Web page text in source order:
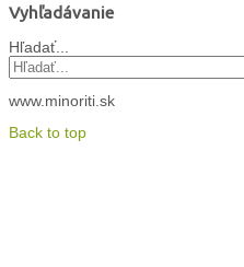
Vyhľadávanie
Hľadať...
www.minoriti.sk
Back to top